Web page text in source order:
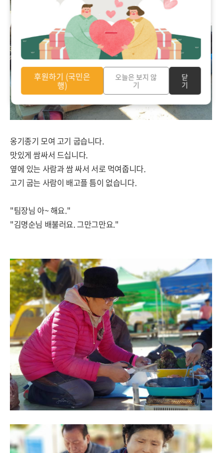
옹기종기 모여 고기 굽습니다.
맛있게 쌈싸서 드십니다.
옆에 있는 사람과 쌈 싸서 서로 먹여줍니다.
고기 굽는 사람이 배고플 틈이 없습니다.
"팀장님 아~ 해요."
"김명순님 배불러요. 그만그만요."
후원하기 (국민은
행)
오늘은 보지 않
기
닫
기